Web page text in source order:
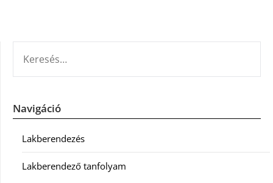
Navigáció
Lakberendezés
Lakberendező tanfolyam